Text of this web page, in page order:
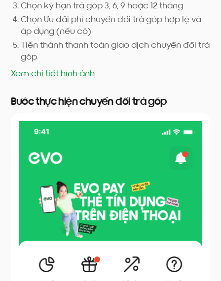
Chọn kỳ hạn trả góp 3, 6, 9 hoặc 12 tháng
Chọn Ưu đãi phí chuyển đổi trả góp hợp lệ và
áp dụng (nếu có)
Tiến thành thanh toán giao dịch chuyển đổi trả
góp
Xem chi tiết hình ảnh
Bước thực hiện chuyển đổi trả góp